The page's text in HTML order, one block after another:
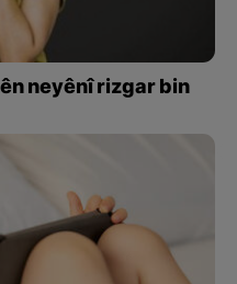
neyênî rizgar bin